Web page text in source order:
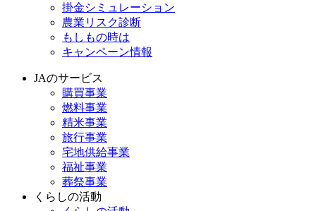
掛金シミュレーション
農業リスク診断
もしもの時は
キャンペーン情報
JAのサービス
購買事業
燃料事業
精米事業
旅行事業
宅地供給事業
福祉事業
葬祭事業
くらしの活動